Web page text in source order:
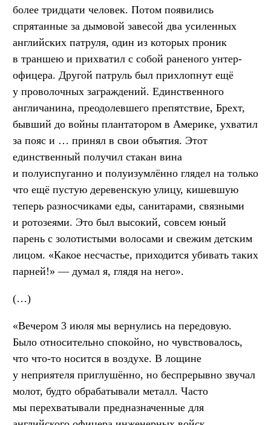
более тридцати человек. Потом появились
спрятанные за дымовой завесой два усиленных
английских патруля, один из которых проник
в траншею и прихватил с собой раненого унтер-
офицера. Другой патруль был прихлопнут ещё
у проволочных заграждений. Единственного
англичанина, преодолевшего препятствие, Брехт,
бывший до войны плантатором в Америке, ухватил
за пояс и … принял в свои объятия. Этот
единственный получил стакан вина
и полуиспуганно и полуизумлённо глядел на только
что ещё пустую деревенскую улицу, кишевшую
теперь разносчиками еды, санитарами, связными
и ротозеями. Это был высокий, совсем юный
парень с золотистыми волосами и свежим детским
лицом. «Какое несчастье, приходится убивать таких
парней!» — думал я, глядя на него».
(…)
«Вечером 3 июля мы вернулись на передовую.
Было относительно спокойно, но чувствовалось,
что что-то носится в воздухе. В лощине
у неприятеля приглушённо, но беспрерывно звучал
молот, будто обрабатывали металл. Часто
мы перехватывали предназначенные для